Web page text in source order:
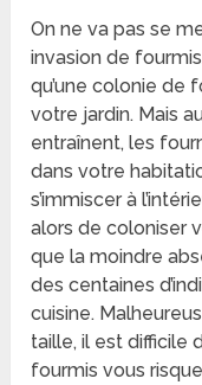
On ne va pas se
invasion de
qu’une colonie de
votre jardin. Mais
entraînent, les
dans votre
s’immiscer à
alors de coloniser
que la moindre
des centaines
cuisine.
taille, il est difficile
fourmis vous